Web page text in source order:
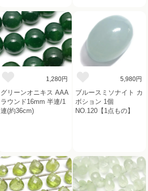
1,280円
グリーンオニキス AAA
ラウンド16mm 半連/1
連(約36cm)
5,980円
ブルースミソナイト カ
ボション 1個
NO.120【1点もの】